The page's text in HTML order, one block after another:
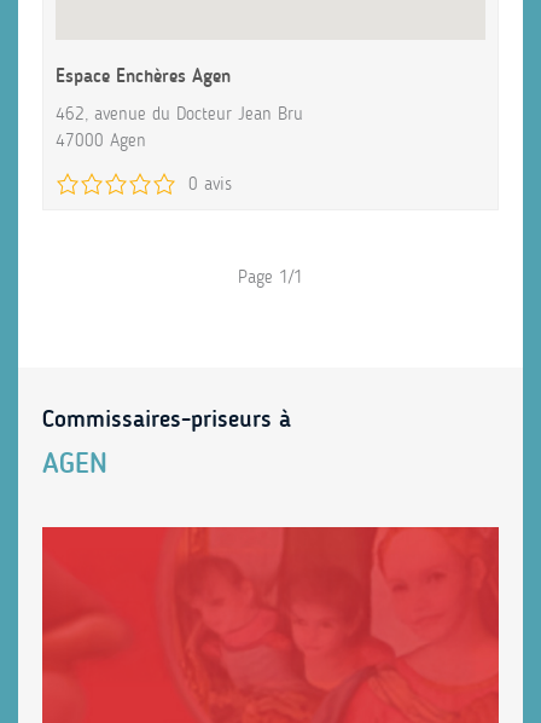
Espace Enchères Agen
462, avenue du Docteur Jean Bru
47000 Agen
0 avis
Page 1/1
Commissaires-priseurs à
AGEN